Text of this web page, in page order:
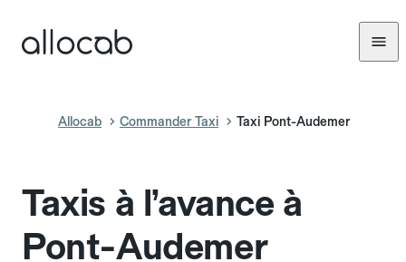
Allocab Commander Taxi Taxi Pont-Audemer
Taxis à l’avance à
Pont-Audemer